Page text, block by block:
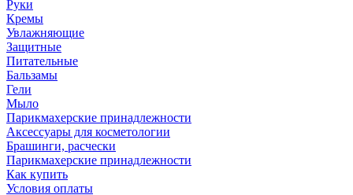
Руки
Кремы
Увлажняющие
Защитные
Питательные
Бальзамы
Гели
Мыло
Парикмахерские принадлежности
Аксессуары для косметологии
Брашинги, расчески
Парикмахерские принадлежности
Как купить
Условия оплаты